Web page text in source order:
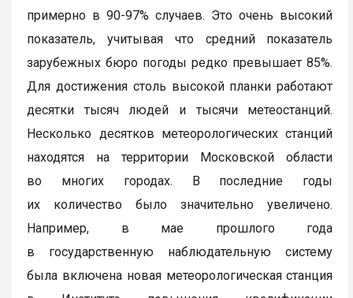
примерно в 90-97% случаев. Это очень высокий
показатель, учитывая что средний показатель
зарубежных бюро погоды редко превышает 85%.
Для достижения столь высокой планки работают
десятки тысяч людей и тысячи метеостанций.
Несколько десятков метеорологических станций
находятся на территории Московской области
во многих городах. В последние годы
их количество было значительно увеличено.
Например, в мае прошлого года
в государственную наблюдательную систему
была включена новая метеорологическая станция